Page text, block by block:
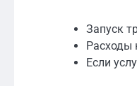
Запуск
Расходы
Если